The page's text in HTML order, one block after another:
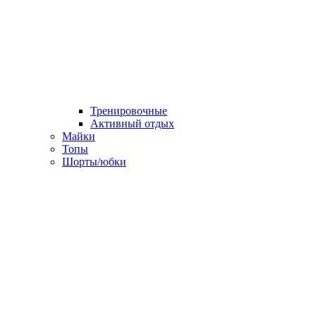
Тренировочные
Активный отдых
Майки
Топы
Шорты/юбки